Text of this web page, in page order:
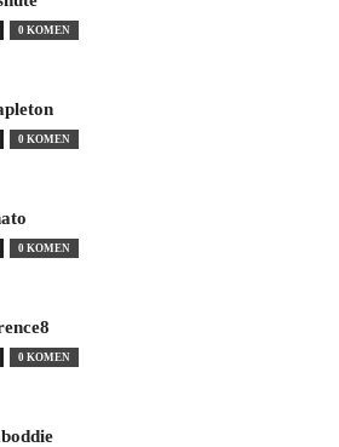
0 KOMEN
0 KOMEN
0 KOMEN
0 KOMEN